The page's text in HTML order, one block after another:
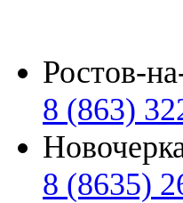
Ростов-
8 (863)
8 (8635)